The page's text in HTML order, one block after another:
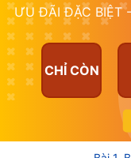
ƯU ĐÃI ĐẶC BIỆT
CHỈ CÒN